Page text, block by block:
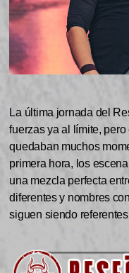
La última jornada del
fuerzas ya al límite,
quedaban muchos
primera hora, los
una mezcla perfecta
diferentes y nombres
siguen siendo